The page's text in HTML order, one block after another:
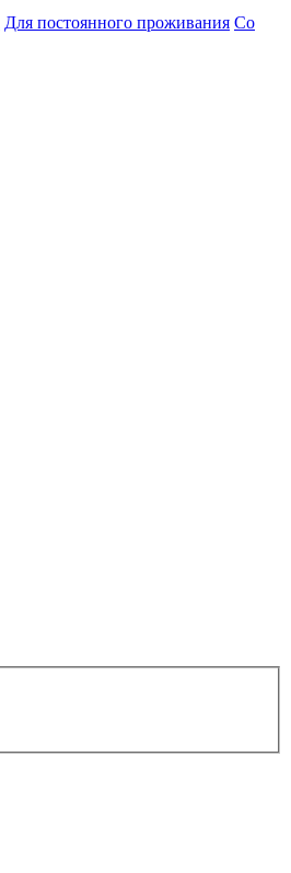
Для постоянного проживания Со